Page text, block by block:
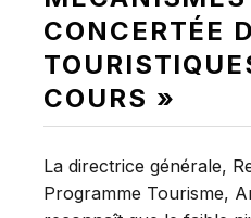
CONCERTÉE
COURS »
La directrice générale,
Programme Tourisme,